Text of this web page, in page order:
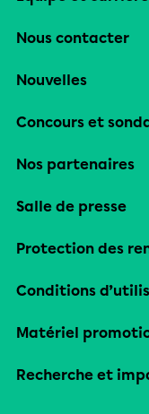
Nous contacter
Nouvelles
Concours et
Nos partenaires
Salle de presse
Protection des
Conditions
Matériel
Recherche et